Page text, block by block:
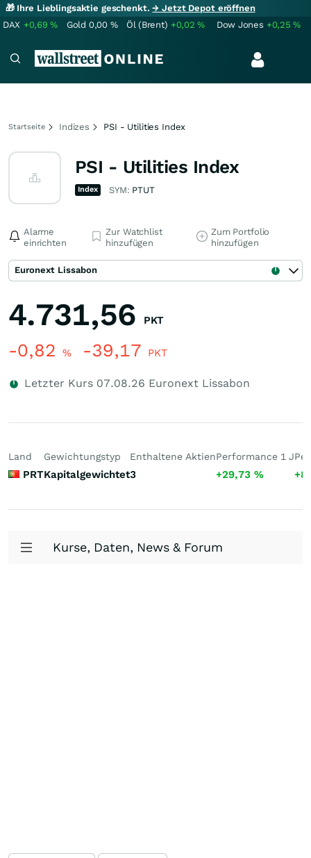
🎁 Ihre Lieblingsaktie geschenkt.→ Jetzt Depot eröffnen
DAX +0,69% Gold 0,00 % Öl (Brent) +0,02% Dow Jones +0,25%
Startseite Indizes PSI - Utilities Index
PSI - Utilities Index
Index SYM: PTUT
Alarme
einrichten
Zur Watchlist
hinzufügen
Zum Portfolio
hinzufügen
Euronext Lissabon
4.731,56 PKT
-0,82 % -39,17 PKT
Letzter Kurs 07.08.26 Euronext Lissabon
Land
PRT
Gewichtungstyp
Kapitalgewichtet
Enthaltene Aktien
3
Performance 1 J
+29,73 %
Kurse, Daten, News & Forum